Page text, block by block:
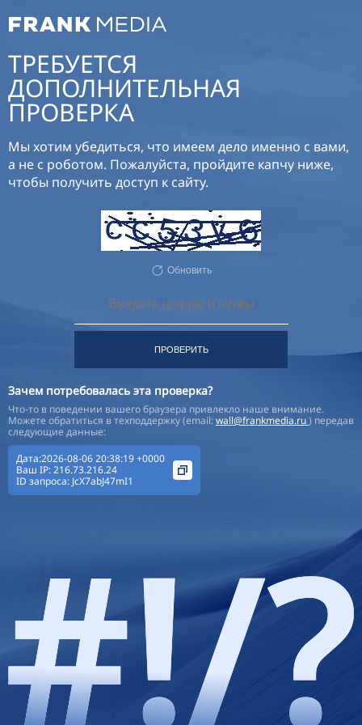
ТРЕБУЕТСЯ
ДОПОЛНИТЕЛЬНАЯ
ПРОВЕРКА
Мы хотим убедиться, что имеем дело именно с вами,
а не с роботом. Пожалуйста, пройдите капчу ниже,
чтобы получить доступ к сайту.
Обновить
ПРОВЕРИТЬ
Зачем потребовалась эта проверка?
Что-то в поведении вашего браузера привлекло наше внимание.
Можете обратиться в техподдержку (email:wall@frankmedia.ru) передав
следующие данные:
Дата:2026-08-06 20:38:19 +0000
Ваш IP:216.73.216.24
ID запроса: JcX7abJ47mI1